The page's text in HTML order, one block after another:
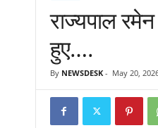
राज्यपाल
हुए….
By NEWSDESK- May 20,